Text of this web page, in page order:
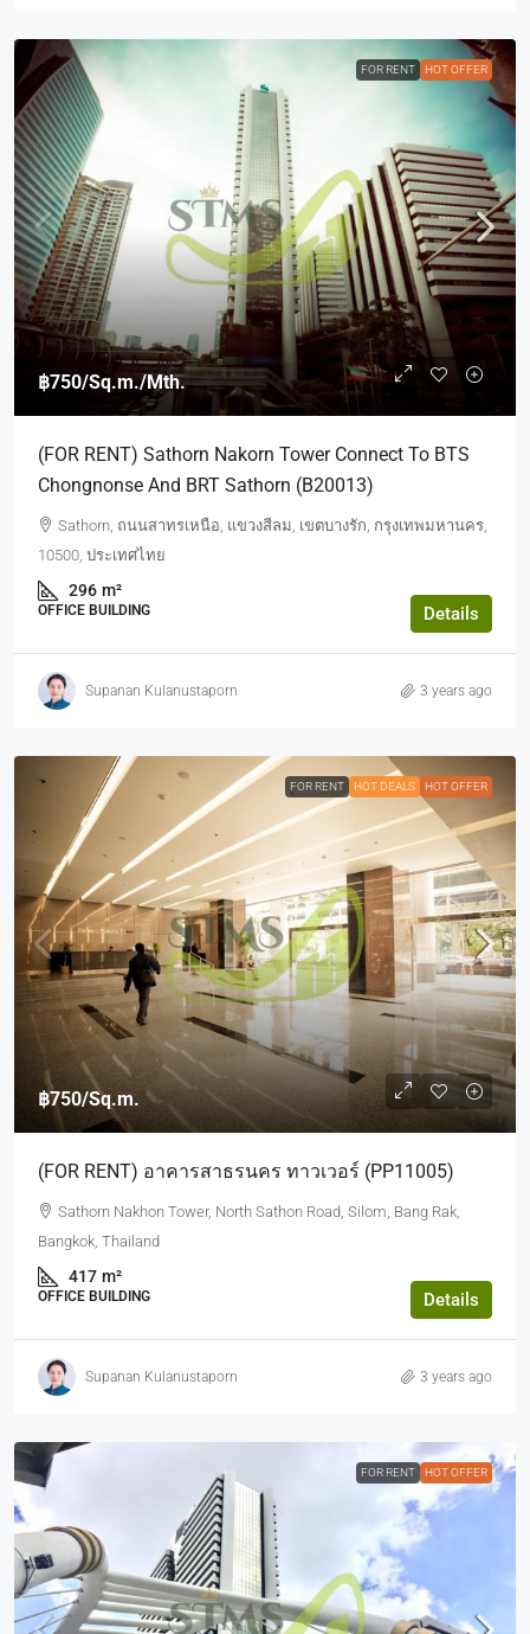
FOR RENT HOT OFFER
฿750/Sq.m./Mth.
(FOR RENT) Sathorn Nakorn Tower Connect To BTS
Chongnonse And BRT Sathorn (B20013)
Sathorn, ถนนสาทรเหนือ, แขวงสีลม, เขตบางรัก, กรุงเทพมหานคร,
10500, ประเทศไทย
296 m²
OFFICE BUILDING Details
Supanan Kulanustaporn 3 years ago
FOR RENT HOT DEALS HOT OFFER
฿750/Sq.m.
(FOR RENT) อาคารสาธรนคร ทาวเวอร์ (PP11005)
Sathorn Nakhon Tower, North Sathon Road, Silom, Bang Rak,
Bangkok, Thailand
417 m²
OFFICE BUILDING Details
Supanan Kulanustaporn 3 years ago
FOR RENT HOT OFFER